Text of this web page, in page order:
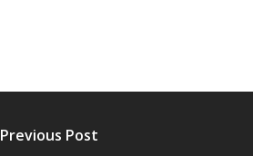
Previous Post